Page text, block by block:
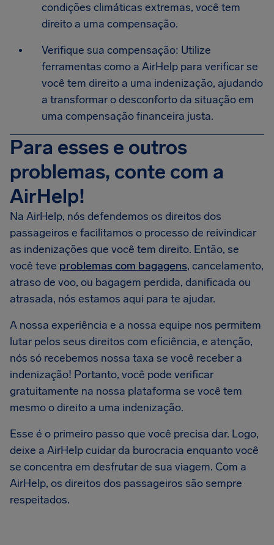
condições climáticas extremas, você tem
direito a uma compensação.
Verifique sua compensação: Utilize
ferramentas como a AirHelp para verificar se
você tem direito a uma indenização, ajudando
a transformar o desconforto da situação em
uma compensação financeira justa.
Para esses e outros
problemas, conte com a
AirHelp!
Na AirHelp, nós defendemos os direitos dos
passageiros e facilitamos o processo de reivindicar
as indenizações que você tem direito. Então, se
você teve problemas com bagagens, cancelamento,
atraso de voo, ou bagagem perdida, danificada ou
atrasada, nós estamos aqui para te ajudar.
A nossa experiência e a nossa equipe nos permitem
lutar pelos seus direitos com eficiência, e atenção,
nós só recebemos nossa taxa se você receber a
indenização! Portanto, você pode verificar
gratuitamente na nossa plataforma se você tem
mesmo o direito a uma indenização.
Esse é o primeiro passo que você precisa dar. Logo,
deixe a AirHelp cuidar da burocracia enquanto você
se concentra em desfrutar de sua viagem. Com a
AirHelp, os direitos dos passageiros são sempre
respeitados.